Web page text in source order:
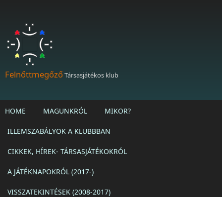
FelnőttmegőzőTársasjátékos klub
HOME MAGUNKRÓL MIKOR?
ILLEMSZABÁLYOK A KLUBBBAN
CIKKEK, HÍREK- TÁRSASJÁTÉKOKRÓL
A JÁTÉKNAPOKRÓL (2017-)
VISSZATEKINTÉSEK (2008-2017)